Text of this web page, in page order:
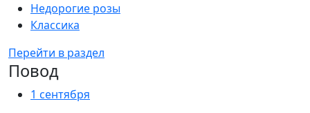
Недорогие розы
Классика
Перейти в раздел
Повод
1 сентября